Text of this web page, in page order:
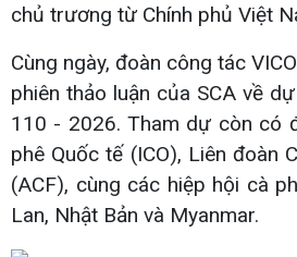
chủ trương từ Chính phủ Việt
Cùng ngày, đoàn công tác
phiên thảo luận của SCA về
110 - 2026. Tham dự còn có
phê Quốc tế (ICO), Liên đoàn
(ACF), cùng các hiệp hội cà
Lan, Nhật Bản và Myanmar.